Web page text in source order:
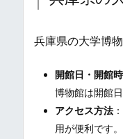
兵庫県の大学博
開館日・開館
博物館は開館
アクセス方法
用が便利です。